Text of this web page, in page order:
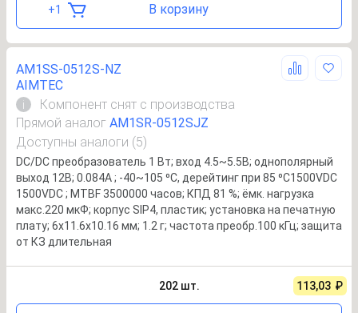
+1 В корзину
AM1SS-0512S-NZ
AIMTEC
i
Компонент снят с производства
Прямой аналог AM1SR-0512SJZ
Доступны аналоги (5)
DC/DC преобразователь 1 Вт; вход 4.5~5.5В; однополярный
выход 12В; 0.084А ; -40~105 ⁰C, дерейтинг при 85 ⁰C1500VDC
1500VDC ; MTBF 3500000 часов; КПД 81 %; ёмк. нагрузка
макс.220 мкФ; корпус SIP4, пластик; установка на печатную
плату; 6x11.6x10.16 мм; 1.2 г; частота преобр.100 кГц; защита
от КЗ длительная
202 шт. 113,03 ₽